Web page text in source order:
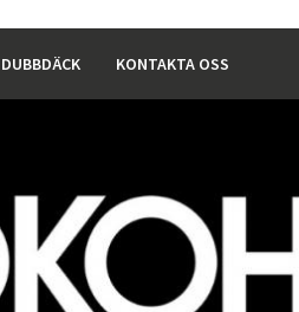
DUBBDÄCK KONTAKTA OSS